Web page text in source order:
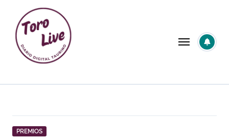
contenido
PREMIOS